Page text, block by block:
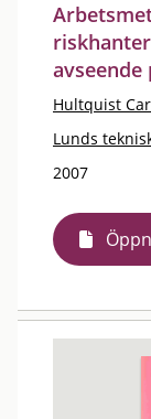
avseende
Hultquist
Lunds
2007